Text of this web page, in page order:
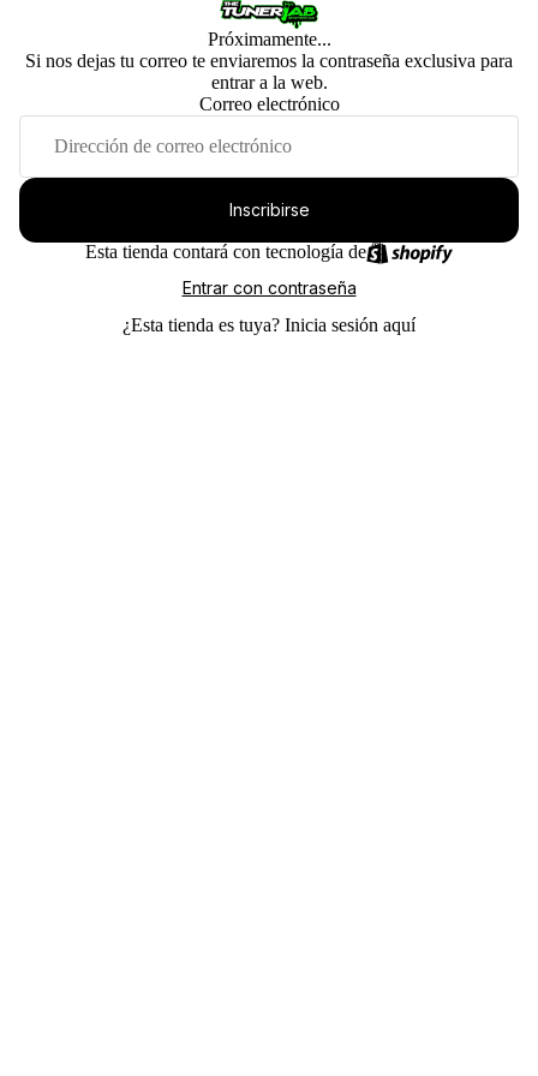
Próximamente...
Si nos dejas tu correo te enviaremos la contraseña exclusiva para
entrar a la web.
Correo electrónico
Inscribirse
Esta tienda contará con tecnología de
Entrar con contraseña
¿Esta tienda es tuya? Inicia sesión aquí